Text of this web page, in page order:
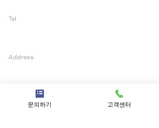
Tel
Address
문의하기 고객센터